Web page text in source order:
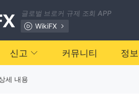
글로벌 브로커 규제 조회 APP
WikiFX
신고 커뮤니티 정보
세 내용